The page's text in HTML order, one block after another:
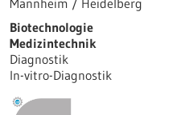
Biotechnologie
Medizintechnik
Diagnostik
In-vitro-Diagnostik